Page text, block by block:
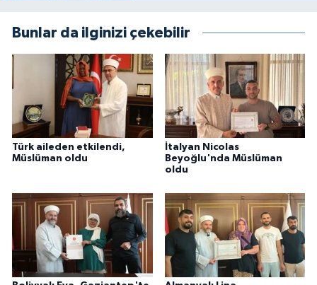
Bunlar da ilginizi çekebilir
Türk aileden etkilendi,
Müslüman oldu
İtalyan Nicolas
Beyoğlu'nda Müslüman
oldu
Hatay Müftülüğü
Iğdır Müftülüğü
Isparta Müftülüğü
İstanbul Müftülüğü
İzmir Müftülüğü
Kahramanmaraş Müftülüğü
Karabük Müftülüğü